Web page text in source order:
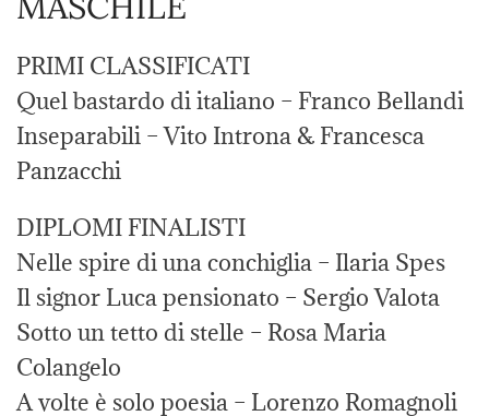
PRIMI CLASSIFICATI
Quel bastardo di italiano – Franco Bellandi
Inseparabili – Vito Introna & Francesca
Panzacchi
DIPLOMI FINALISTI
Nelle spire di una conchiglia – Ilaria Spes
Il signor Luca pensionato – Sergio Valota
Sotto un tetto di stelle – Rosa Maria
Colangelo
A volte è solo poesia – Lorenzo Romagnoli